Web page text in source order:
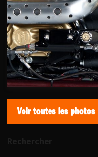
Voir toutes les photos